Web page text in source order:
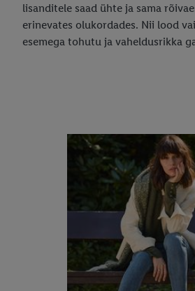
lisanditele saad ühte ja sama
erinevates olukordades. Nii lood
esemega tohutu ja vaheldusrikka